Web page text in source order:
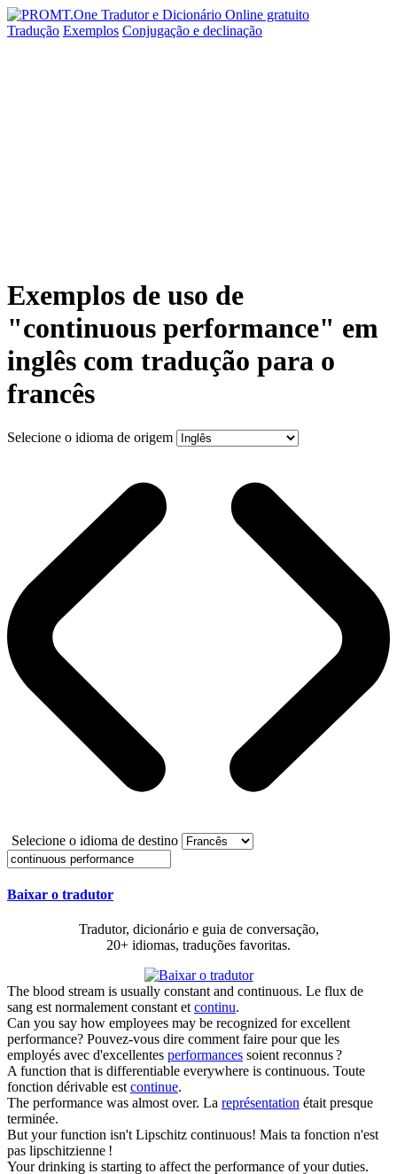
Tradução Exemplos Conjugação e declinação
Exemplos de uso de
"continuous performance" em
inglês com tradução para o
francês
Selecione o idioma de origem
Selecione o idioma de destino
Baixar o tradutor
Tradutor, dicionário e guia de conversação,
20+ idiomas, traduções favoritas.
The blood stream is usually constant and continuous. Le flux de
sang est normalement constant etcontinu.
Can you say how employees may be recognized for excellent
performance? Pouvez-vous dire comment faire pour que les
employés avec d'excellentes performances soient reconnus ?
A function that is differentiable everywhere is continuous. Toute
fonction dérivable estcontinue.
The performance was almost over. La représentation était presque
terminée.
But your function isn't Lipschitz continuous! Mais ta fonction n'est
pas lipschitzienne !
Your drinking is starting to affect the performance of your duties.